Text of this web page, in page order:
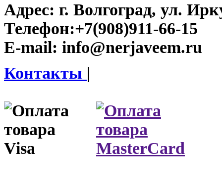
Адрес: г. Волгоград, ул.
Телефон:+7(908)911-66-15
E-mail: info@nerjaveem.ru
Контакты |